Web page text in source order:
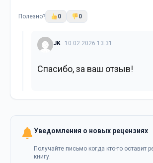
Полезно? 0 0
JK 10.02.2026 13:31
Спасибо, за ваш отзыв!
Уведомления о новых рецензиях
Получайте письмо когда кто-то оставит
книгу.